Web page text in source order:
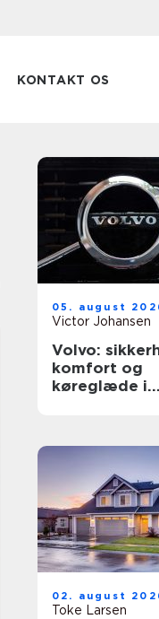
KONTAKT OS
05. august
Victor Johansen
Volvo:
komfort og
køreglæde i
02. august
Toke Larsen